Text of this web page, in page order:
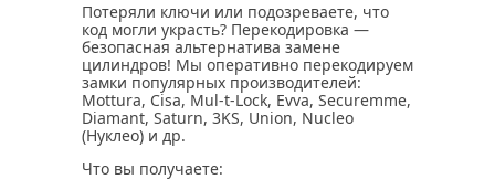
Потеряли ключи или подозреваете, что
код могли украсть? Перекодировка —
безопасная альтернатива замене
цилиндров! Мы оперативно перекодируем
замки популярных производителей:
Mottura, Cisa, Mul‑t‑Lock, Evva, Securemme,
Diamant, Saturn, 3KS, Union, Nucleo
(Нуклео) и др.
Что вы получаете: